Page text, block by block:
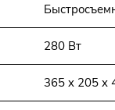
280 Вт
365 x 205 x